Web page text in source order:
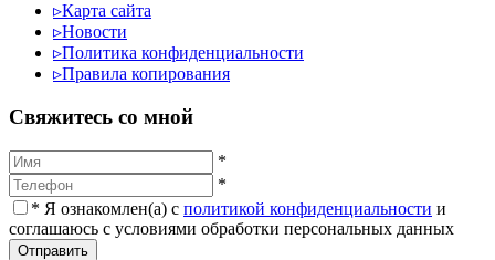
▹Карта сайта
▹Новости
▹Политика конфиденциальности
▹Правила копирования
Cвяжитесь со мной
*
*
* Я ознакомлен(а) с политикой конфиденциальности и
соглашаюсь с условиями обработки персональных данных
Отправить